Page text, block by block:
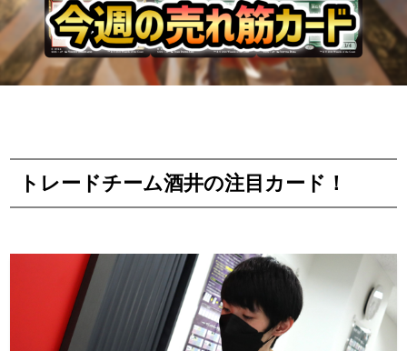
トレードチーム酒井の注目カード！